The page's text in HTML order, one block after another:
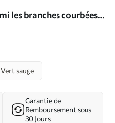
les branches courbées
Nr. a01023
Vert sauge
Garantie de
Remboursement sous
30 Jours